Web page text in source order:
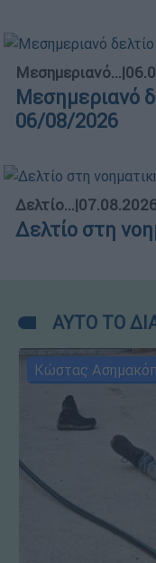
Μεσημεριανό...|
Μεσημεριανό
06/08/2026
Δελτίο...|
Δελτίο στη
ΑΥΤΟ ΤΟ
Κώστας